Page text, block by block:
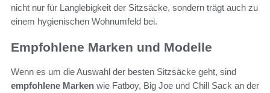
nicht nur für Langlebigkeit der Sitzsäcke, sondern trägt auch zu
einem hygienischen Wohnumfeld bei.
Empfohlene Marken und Modelle
Wenn es um die Auswahl der besten Sitzsäcke geht, sind
empfohlene Marken wie Fatboy, Big Joe und Chill Sack an der